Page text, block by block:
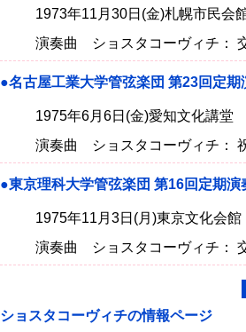
1973年11月30日(金)札幌市民
演奏曲 ショスタコーヴィチ：
●名古屋工業大学管弦楽団 第23回定期
1975年6月6日(金)愛知文化講堂
演奏曲 ショスタコーヴィチ：
●東京理科大学管弦楽団 第16回定期演
1975年11月3日(月)東京文化会
演奏曲 ショスタコーヴィチ：
ショスタコーヴィチの情報ページ